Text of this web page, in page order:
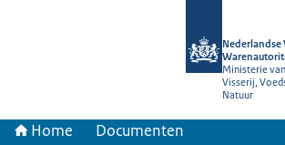
Nederlandse
Ministerie
Visserij,
Natuur
Home Documenten